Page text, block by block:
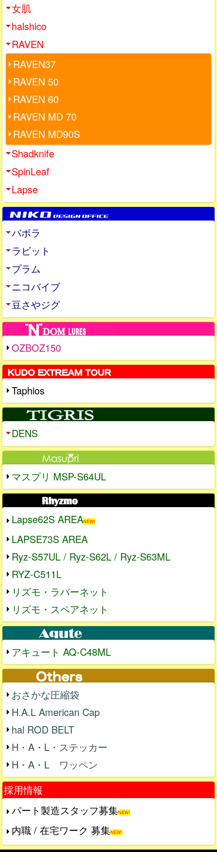
女肌
halshico
RAVEN
RAVEN37
RAVEN 50
RAVEN 60
RAVEN MD 70
RAVEN MD90S
Shadknife
SpinLeaf
Lapse
バボラ
ラビット
プラム
ニコバイブ
豆さやジグ
OZBOZ150
Taphios
DENS
マスプリ MSP-S64UL
Lapse62S AREANEW!
LAPSE73S AREA
Ryz-S57UL / Ryz-S62L / Ryz-S63ML
RYZ-C511L
リズモ・ラバーネット
リズモ・スペアネット
アキュート AQ-C48ML
おさかな圧縮袋
H.A.L American Cap
hal ROD BELT
H・A・L・ステッカー
H・A・L ワッペン
採用情報
パート製造スタッフ募集NEW!
内職 / 在宅ワーク 募集NEW!